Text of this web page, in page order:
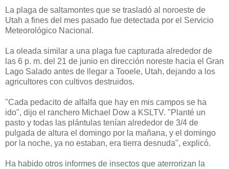
La plaga de saltamontes que se trasladó al noroeste de
Utah a fines del mes pasado fue detectada por el Servicio
Meteorológico Nacional.
La oleada similar a una plaga fue capturada alrededor de
las 6 p. m. del 21 de junio en dirección noreste hacia el Gran
Lago Salado antes de llegar a Tooele, Utah, dejando a los
agricultores con cultivos destruidos.
"Cada pedacito de alfalfa que hay en mis campos se ha
ido", dijo el ranchero Michael Dow a KSLTV. "Planté un
pasto y todas las plántulas tenían alrededor de 3/4 de
pulgada de altura el domingo por la mañana, y el domingo
por la noche, ya no estaban, era tierra desnuda", explicó.
Ha habido otros informes de insectos que aterrorizan la